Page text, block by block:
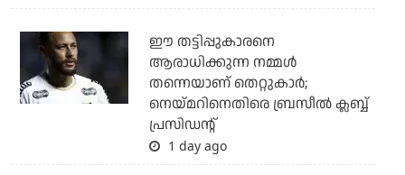
ഈ തട്ടിപ്പുകാരനെ
ആരാധിക്കുന്ന നമ്മള്‍
തന്നെയാണ് തെറ്റുകാര്‍;
നെയ്മറിനെതിരെ ബ്രസീല്‍ ക്ലബ്ബ്
പ്രസിഡന്റ്
1 day ago